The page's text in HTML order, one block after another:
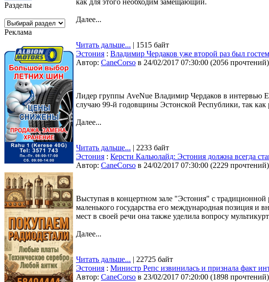
Разделы
Реклама
как для этого необходим замещающий.
Далее...
Читать дальше... | 1515 байт
Эстония : Владимир Чердаков уже второй раз был
Автор: CaneCorso в 24/02/2017 07:30:00 (2056 прочтений)
Лидер группы AveNue Владимир Чердаков в интервью
случаю 99-й годовщины Эстонской Республики, так как
Далее...
Читать дальше... | 2233 байт
Эстония : Керсти Кальюлайд: Эстония должна всегда
Автор: CaneCorso в 24/02/2017 07:30:00 (2229 прочтений)
Выступая в концертном зале "Эстония" с
маленького государства его международная позиция
мест в своей речи она также уделила вопросу
Далее...
Читать дальше... | 22725 байт
Эстония : Министр Репс извинилась и признала факт
Автор: CaneCorso в 23/02/2017 07:20:00 (1898 прочтений)